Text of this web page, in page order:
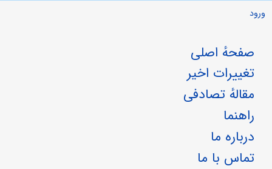
ورود
صفحهٔ اصلی
تغییرات اخیر
مقالهٔ تصادفی
راهنما
درباره ما
تماس با ما